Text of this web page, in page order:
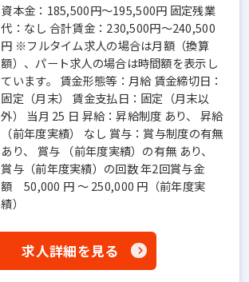
資本金：185,500円〜195,500円 固定残業
代：なし 合計賃金：230,500円～240,500
円 ※フルタイム求人の場合は月額（換算
額）、パート求人の場合は時間額を表示し
ています。 賃金形態等：月給 賃金締切日：
固定（月末） 賃金支払日：固定（月末以
外） 当月 25 日 昇給：昇給制度 あり、 昇給
（前年度実績） なし 賞与：賞与制度の有無
あり、 賞与 （前年度実績）の有無 あり、
賞与（前年度実績）の回数 年2回賞与金
額 50,000 円 ～ 250,000 円（前年度実
績）
求人詳細を見る